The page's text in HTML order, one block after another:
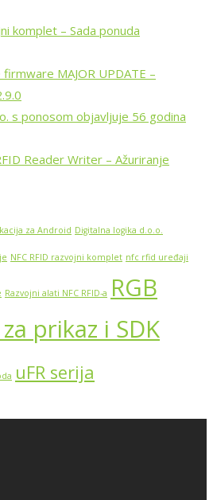
komplet – Sada ponuda
firmware MAJOR UPDATE –
s ponosom objavljuje 56 godina
Reader Writer – Ažuriranje
za Android Digitalna logika d.o.o.
NFC RFID razvojni komplet nfc rfid uređaji
Razvojni alati NFC RFID-a RGB
prikaz i SDK
uFR serija